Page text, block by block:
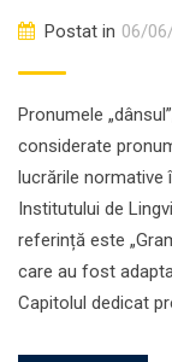
Postat in 06/
Pronumele
considerate
lucrările normative
Institutului de
referință este
care au fost
Capitolul dedicat